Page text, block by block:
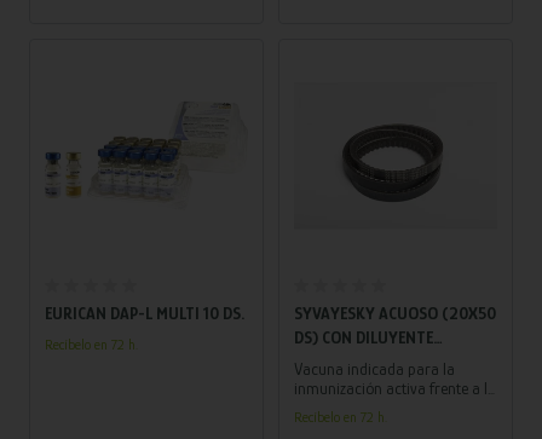
EURICAN DAP-L MULTI 10 DS.
Recíbelo en 72 h.
SYVAYESKY ACUOSO (20X50
DS) CON DILUYENTE
(20X100 ML)
Vacuna indicada para la
inmunización activa frente a la
enfermedad de Aujeszky del
ganado porcino.
Recíbelo en 72 h.